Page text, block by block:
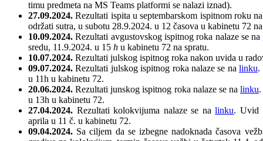
timu predmeta na MS Teams platformi se nalazi iznad).
27.09.2024.Rezultati ispita u septembarskom ispitnom roku
održati sutra, u subotu 28.9.2024. u 12 časova u kabinetu 72
10.09.2024. Rezultati avgustovskog ispitnog roka nalaze se na
sredu, 11.9.2024. u 15 h u kabinetu 72 na spratu.
10.07.2024. Rezultati julskog ispitnog roka nakon uvida u
09.07.2024. Rezultati julskog ispitnog roka nalaze se na linku.
u 11h u kabinetu 72.
20.06.2024. Rezultati junskog ispitnog roka nalaze se na linku
u 13h u kabinetu 72.
27.04.2024. Rezultati kolokvijuma nalaze se nalinku. Uvid
aprila u 11 č. u kabinetu 72.
09.04.2024. Sa ciljem da se izbegne nadoknada časova